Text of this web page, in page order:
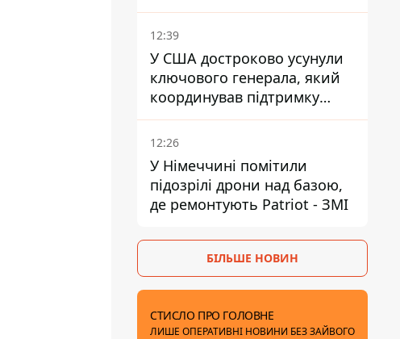
12:39
У США достроково усунули
ключового генерала, який
координував підтримку
України - причину
замовчують
12:26
У Німеччині помітили
підозрілі дрони над базою,
де ремонтують Patriot - ЗМІ
БІЛЬШЕ НОВИН
СТИСЛО ПРО ГОЛОВНЕ
ЛИШЕ ОПЕРАТИВНІ НОВИНИ БЕЗ ЗАЙВОГО